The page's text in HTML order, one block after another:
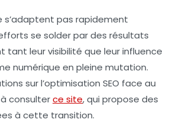
s’adaptent pas rapidement
se solder par des résultats
tant leur visibilité que leur influence
numérique en pleine mutation.
sur l’optimisation SEO face au
à consulterce site, qui propose des
à cette transition.